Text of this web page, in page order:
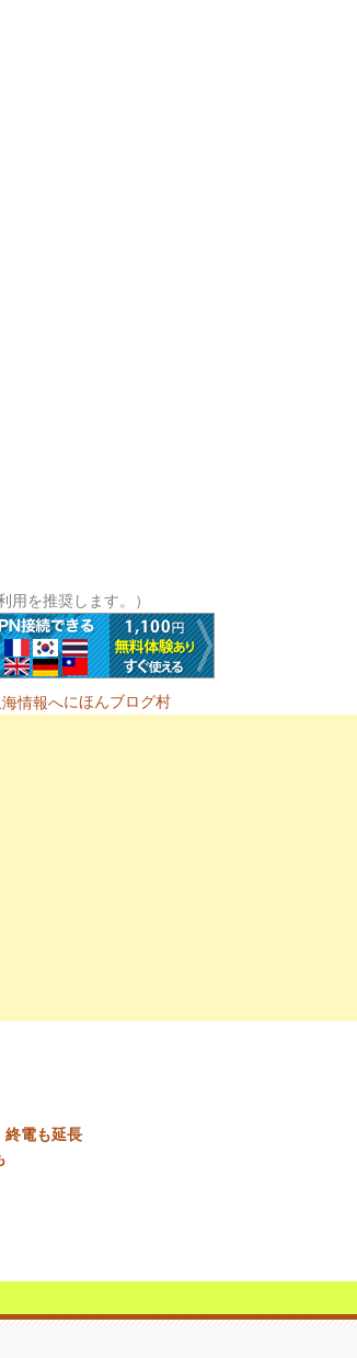
用を推奨します。）
にほんブログ村
終電も延長